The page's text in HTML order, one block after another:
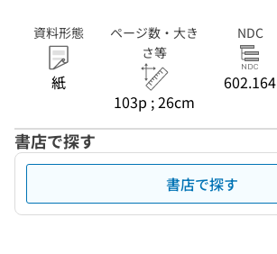
資料形態
紙
ページ数・大き
さ等
103p ; 26cm
NDC
602.164
書店で探す
書店で探す